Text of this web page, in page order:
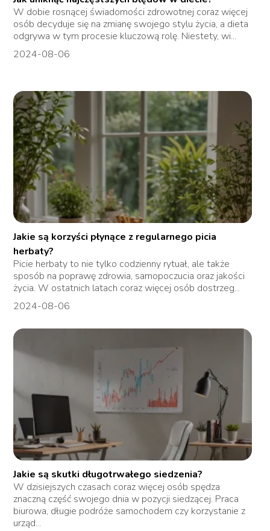
W dobie rosnącej świadomości zdrowotnej coraz więcej
osób decyduje się na zmianę swojego stylu życia, a dieta
odgrywa w tym procesie kluczową rolę. Niestety, wi...
2024-08-06
Jakie są korzyści płynące z regularnego picia
herbaty?
Picie herbaty to nie tylko codzienny rytuał, ale także
sposób na poprawę zdrowia, samopoczucia oraz jakości
życia. W ostatnich latach coraz więcej osób dostrzeg...
2024-08-06
Jakie są skutki długotrwałego siedzenia?
W dzisiejszych czasach coraz więcej osób spędza
znaczną część swojego dnia w pozycji siedzącej. Praca
biurowa, długie podróże samochodem czy korzystanie z
urząd...